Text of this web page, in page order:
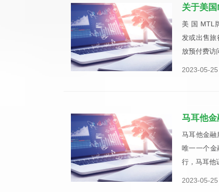
关于美
美 国 MTL
发或出售
放预付费访
2023-05-25
马耳他
马耳他金融
唯一一个
行，马耳他
2023-05-25